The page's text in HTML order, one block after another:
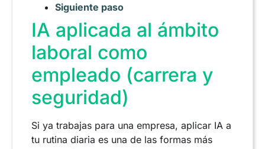
Siguiente paso
IA aplicada al ámbito
laboral como
empleado (carrera y
seguridad)
Si ya trabajas para una empresa, aplicar IA a
tu rutina diaria es una de las formas más